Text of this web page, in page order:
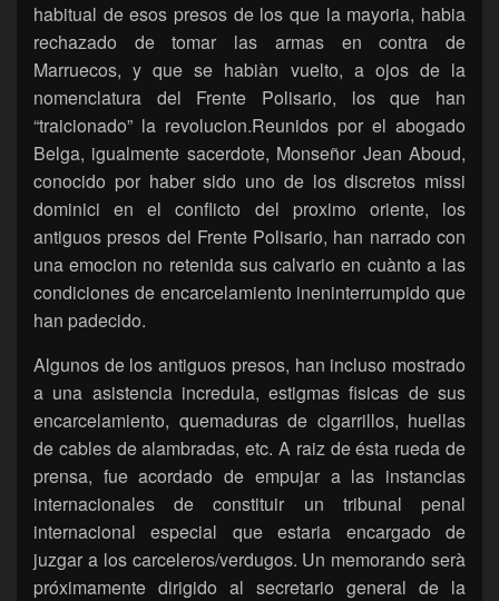
habitual de esos presos de los que la mayoria, habia
rechazado de tomar las armas en contra de
Marruecos, y que se habiàn vuelto, a ojos de la
nomenclatura del Frente Polisario, los que han
“traicionado” la revolucion.Reunidos por el abogado
Belga, igualmente sacerdote, Monseñor Jean Aboud,
conocido por haber sido uno de los discretos missi
dominici en el conflicto del proximo oriente, los
antiguos presos del Frente Polisario, han narrado con
una emocion no retenida sus calvario en cuànto a las
condiciones de encarcelamiento ineninterrumpido que
han padecido.
Algunos de los antiguos presos, han incluso mostrado
a una asistencia incredula, estigmas fisicas de sus
encarcelamiento, quemaduras de cigarrillos, huellas
de cables de alambradas, etc. A raiz de ésta rueda de
prensa, fue acordado de empujar a las instancias
internacionales de constituir un tribunal penal
internacional especial que estaria encargado de
juzgar a los carceleros/verdugos. Un memorando serà
próximamente dirigido al secretario general de la